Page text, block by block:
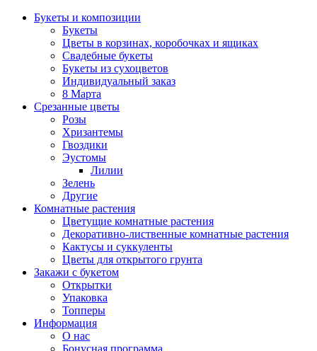
Букеты и композиции
Букеты
Цветы в корзинах, коробочках и ящиках
Свадебные букеты
Букеты из сухоцветов
Индивидуальный заказ
8 Марта
Срезанные цветы
Розы
Хризантемы
Гвоздики
Эустомы
Лилии
Зелень
Другие
Комнатные растения
Цветущие комнатные растения
Декоративно-лиственные комнатные растения
Кактусы и суккуленты
Цветы для открытого грунта
Закажи с букетом
Открытки
Упаковка
Топперы
Информация
О нас
Бонусная программа